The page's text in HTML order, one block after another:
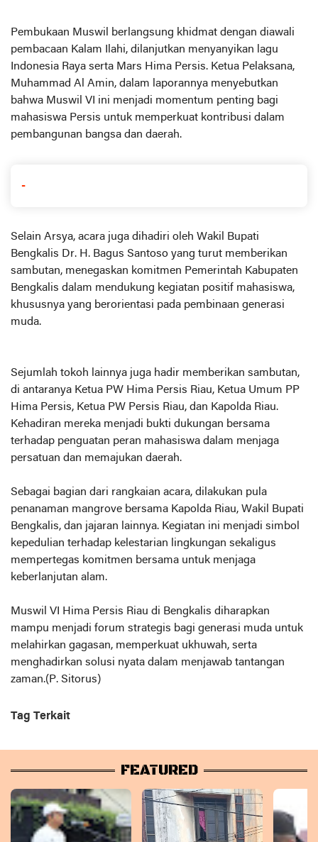
Pembukaan Muswil berlangsung khidmat dengan diawali
pembacaan Kalam Ilahi, dilanjutkan menyanyikan lagu
Indonesia Raya serta Mars Hima Persis. Ketua Pelaksana,
Muhammad Al Amin, dalam laporannya menyebutkan
bahwa Muswil VI ini menjadi momentum penting bagi
mahasiswa Persis untuk memperkuat kontribusi dalam
pembangunan bangsa dan daerah.
-
Selain Arsya, acara juga dihadiri oleh Wakil Bupati
Bengkalis Dr. H. Bagus Santoso yang turut memberikan
sambutan, menegaskan komitmen Pemerintah Kabupaten
Bengkalis dalam mendukung kegiatan positif mahasiswa,
khususnya yang berorientasi pada pembinaan generasi
muda.
Sejumlah tokoh lainnya juga hadir memberikan sambutan,
di antaranya Ketua PW Hima Persis Riau, Ketua Umum PP
Hima Persis, Ketua PW Persis Riau, dan Kapolda Riau.
Kehadiran mereka menjadi bukti dukungan bersama
terhadap penguatan peran mahasiswa dalam menjaga
persatuan dan memajukan daerah.
Sebagai bagian dari rangkaian acara, dilakukan pula
penanaman mangrove bersama Kapolda Riau, Wakil Bupati
Bengkalis, dan jajaran lainnya. Kegiatan ini menjadi simbol
kepedulian terhadap kelestarian lingkungan sekaligus
mempertegas komitmen bersama untuk menjaga
keberlanjutan alam.
Muswil VI Hima Persis Riau di Bengkalis diharapkan
mampu menjadi forum strategis bagi generasi muda untuk
melahirkan gagasan, memperkuat ukhuwah, serta
menghadirkan solusi nyata dalam menjawab tantangan
zaman.(P. Sitorus)
Tag Terkait
FEATURED